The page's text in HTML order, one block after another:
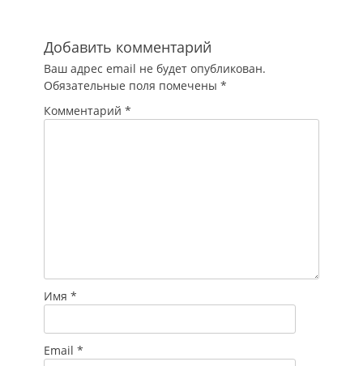
Добавить комментарий
Ваш адрес email не будет опубликован.
Обязательные поля помечены *
Комментарий *
Имя *
Email *